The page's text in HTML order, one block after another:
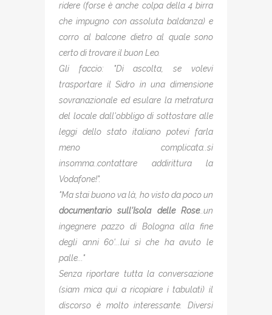
ridere (forse è anche colpa della 4 birra
che impugno con assoluta baldanza) e
corro al balcone dietro al quale sono
certo di trovare il buon Leo.
Gli faccio: "Di ascolta, se volevi
trasportare il Sidro in una dimensione
sovranazionale ed esulare la metratura
del locale dall'obbligo di sottostare alle
leggi dello stato italiano potevi farla
meno complicata..si
insomma..contattare addirittura la
Vodafone!".
"Ma stai buono va là, ho visto da poco un
documentario sull'Isola delle Rose..un
ingegnere pazzo di Bologna alla fine
degli anni 60'...lui sì che ha avuto le
palle..."
Senza riportare tutta la conversazione
(siam mica qui a ricopiare i tabulati) il
discorso è molto interessante. Diversi